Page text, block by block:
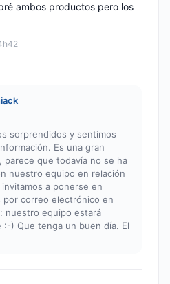
ambos productos pero los
sorprendidos y sentimos
Es una gran
parece que todavía no se ha
nuestro equipo en relación
a ponerse en
correo electrónico en
: nuestro equipo estará
:-) Que tenga un buen día. El